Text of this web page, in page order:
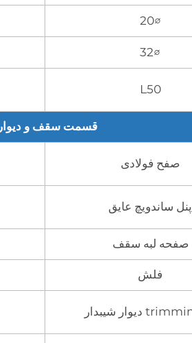
∅20
∅32
L50
قسمت سقف و دیوار
صفح فولادی
پنل ساندویچ عایق
صفحه لبه سقف
فلش